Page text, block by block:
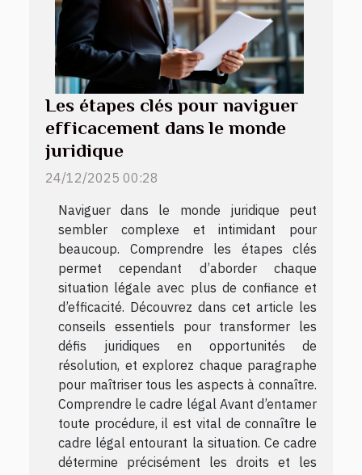
Les étapes clés pour naviguer
efficacement dans le monde
juridique
24/12/2025 00:28
Naviguer dans le monde juridique peut
sembler complexe et intimidant pour
beaucoup. Comprendre les étapes clés
permet cependant d’aborder chaque
situation légale avec plus de confiance et
d’efficacité. Découvrez dans cet article les
conseils essentiels pour transformer les
défis juridiques en opportunités de
résolution, et explorez chaque paragraphe
pour maîtriser tous les aspects à connaître.
Comprendre le cadre légal Avant d’entamer
toute procédure, il est vital de connaître le
cadre légal entourant la situation. Ce cadre
détermine précisément les droits et les